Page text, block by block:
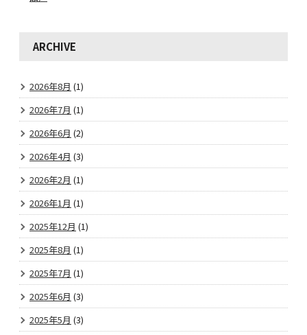
ARCHIVE
2026年8月 (1)
2026年7月 (1)
2026年6月 (2)
2026年4月 (3)
2026年2月 (1)
2026年1月 (1)
2025年12月 (1)
2025年8月 (1)
2025年7月 (1)
2025年6月 (3)
2025年5月 (3)